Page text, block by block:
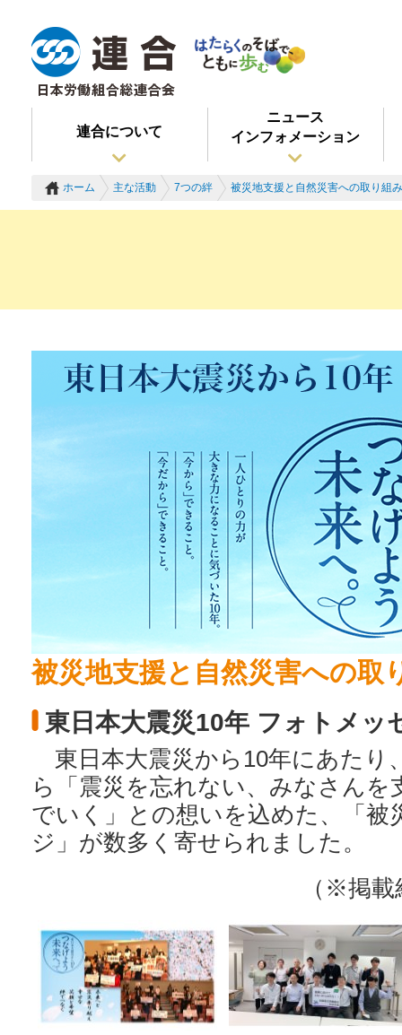
連合について
ニュース
インフォメーション
ホーム 主な活動 7つの絆 被災地支援と自然災害への取り組み
被災地支援と自然災害への取
東日本大震災10年 フォトメッ
東日本大震災から10年にあたり
ら「震災を忘れない、みなさんを
でいく」との想いを込めた、「被
ジ」が数多く寄せられました。
（※掲